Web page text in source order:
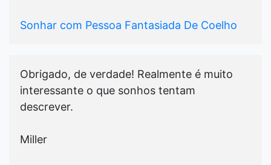
Sonhar com Pessoa Fantasiada De Coelho
Obrigado, de verdade! Realmente é muito
interessante o que sonhos tentam
descrever.
Miller